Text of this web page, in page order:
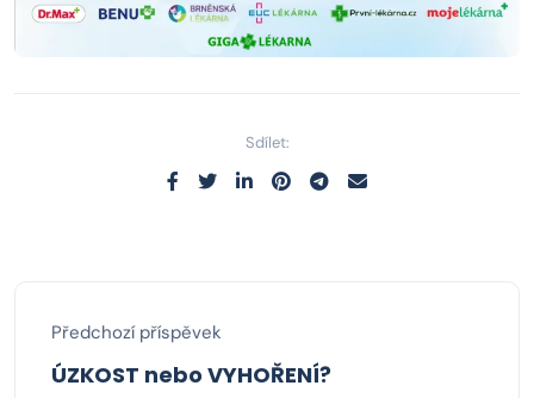
Sdílet:
Předchozí příspěvek
ÚZKOST nebo VYHOŘENÍ?